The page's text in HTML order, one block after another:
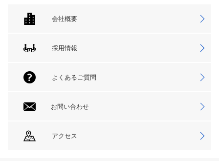
会社概要
採用情報
よくあるご質問
お問い合わせ
アクセス